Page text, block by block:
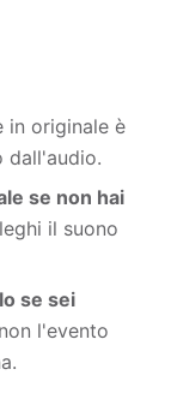
in originale è
dall'audio.
se non hai
il suono
se sei
l'evento